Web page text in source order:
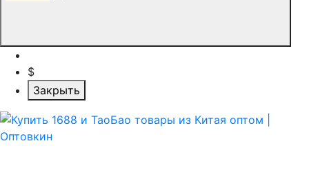
$
Закрыть